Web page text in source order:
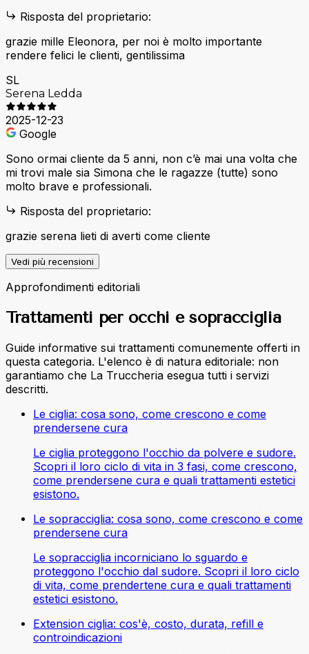
Risposta del proprietario:
grazie mille Eleonora, per noi è molto importante
rendere felici le clienti, gentilissima
SL
Serena Ledda
2025-12-23
Google
Sono ormai cliente da 5 anni, non c’è mai una volta che
mi trovi male sia Simona che le ragazze (tutte) sono
molto brave e professionali.
Risposta del proprietario:
grazie serena lieti di averti come cliente
Vedi più recensioni
Approfondimenti editoriali
Trattamenti per occhi e sopracciglia
Guide informative sui trattamenti comunemente offerti in
questa categoria. L'elenco è di natura editoriale: non
garantiamo che La Truccheria esegua tutti i servizi
descritti.
Le ciglia: cosa sono, come crescono e come
prendersene cura
Le ciglia proteggono l'occhio da polvere e sudore.
Scopri il loro ciclo di vita in 3 fasi, come crescono,
come prendersene cura e quali trattamenti estetici
esistono.
Le sopracciglia: cosa sono, come crescono e come
prendersene cura
Le sopracciglia incorniciano lo sguardo e
proteggono l'occhio dal sudore. Scopri il loro ciclo
di vita, come prendertene cura e quali trattamenti
estetici esistono.
Extension ciglia: cos'è, costo, durata, refill e
controindicazioni